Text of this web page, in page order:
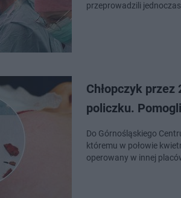
przeprowadzili
Chłopczyk
policzku.
Do Górnośląskiego
któremu w połowie
operowany w innej